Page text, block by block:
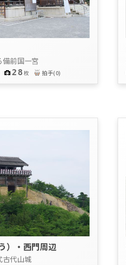
備前国一宮
28 枚 拍手(0)
）・西門周辺
古代山城